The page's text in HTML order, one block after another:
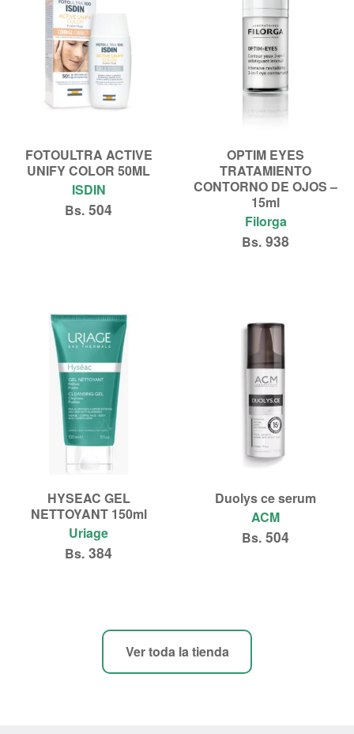
FOTOULTRA ACTIVE
UNIFY COLOR 50ML
ISDIN
Bs. 504
OPTIM EYES
TRATAMIENTO
CONTORNO DE OJOS –
15ml
Filorga
Bs. 938
HYSEAC GEL
NETTOYANT 150ml
Uriage
Bs. 384
Duolys ce serum
ACM
Bs. 504
Ver toda la tienda